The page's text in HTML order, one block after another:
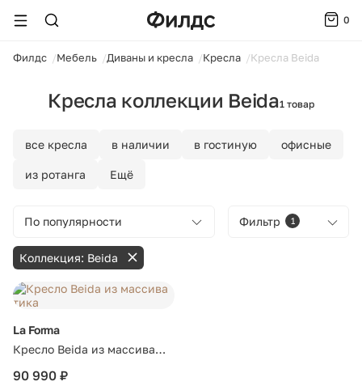
0
Филдс Мебель Диваны и кресла Кресла Кресла Beida
Кресла коллекции Beida1 товар
все кресла в наличии в гостиную офисные
из ротанга Ещё
Фильтр 1
По популярности
Коллекция: Beida
La Forma
Кресло Beida из массива
тика
90 990 ₽